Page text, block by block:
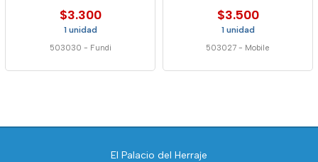
$3.300
1 unidad
503030 - Fundi
$3.500
1 unidad
503027 - Mobile
El Palacio del Herraje